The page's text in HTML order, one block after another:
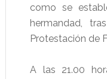
como se
hermandad,
Protestación de
A las 21.00